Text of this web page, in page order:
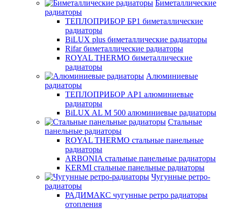
Биметаллические
радиаторы
ТЕПЛОПРИБОР БР1 биметаллические
радиаторы
BiLUX plus биметаллические радиаторы
Rifar биметаллические радиаторы
ROYAL THERMO биметаллические
радиаторы
Алюминиевые
радиаторы
ТЕПЛОПРИБОР АР1 алюминиевые
радиаторы
BiLUX AL M 500 алюминиевые радиаторы
Стальные
панельные радиаторы
ROYAL THERMO стальные панельные
радиаторы
ARBONIA стальные панельные радиаторы
KERMI стальные панельные радиаторы
Чугунные ретро-
радиаторы
РАДИМАКС чугунные ретро радиаторы
отопления